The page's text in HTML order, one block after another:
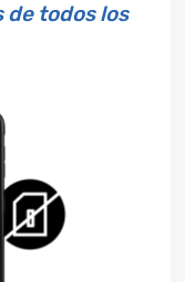
todos los